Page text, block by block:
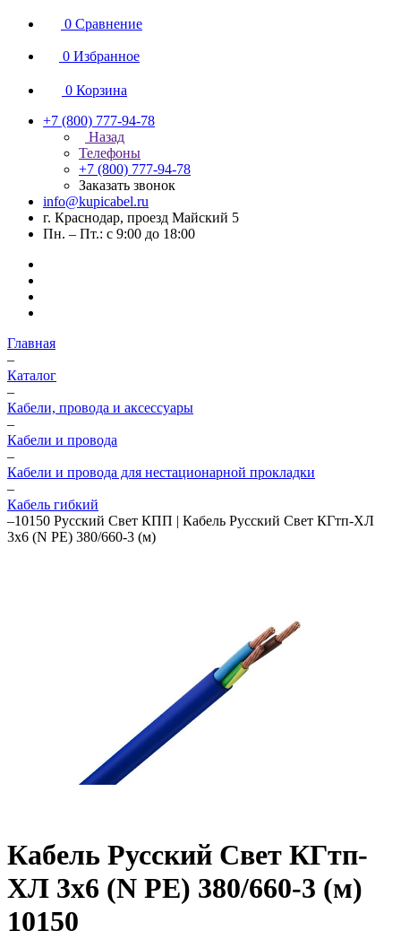
0 Сравнение
0 Избранное
0 Корзина
+7 (800) 777-94-78
Назад
Телефоны
+7 (800) 777-94-78
Заказать звонок
info@kupicabel.ru
г. Краснодар, проезд Майский 5
Пн. – Пт.: с 9:00 до 18:00
Главная
–
Каталог
–
Кабели, провода и аксессуары
–
Кабели и провода
–
Кабели и провода для нестационарной прокладки
–
Кабель гибкий
–10150 Русский Свет КПП | Кабель Русский Свет КГтп-ХЛ
3х6 (N PE) 380/660-3 (м)
Кабель Русский Свет КГтп-
ХЛ 3х6 (N PE) 380/660-3 (м)
10150